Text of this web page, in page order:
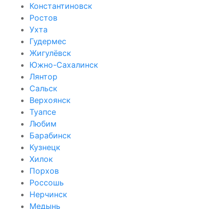
Константиновск
Ростов
Ухта
Гудермес
Жигулёвск
Южно-Сахалинск
Лянтор
Сальск
Верхоянск
Туапсе
Любим
Барабинск
Кузнецк
Хилок
Порхов
Россошь
Нерчинск
Медынь